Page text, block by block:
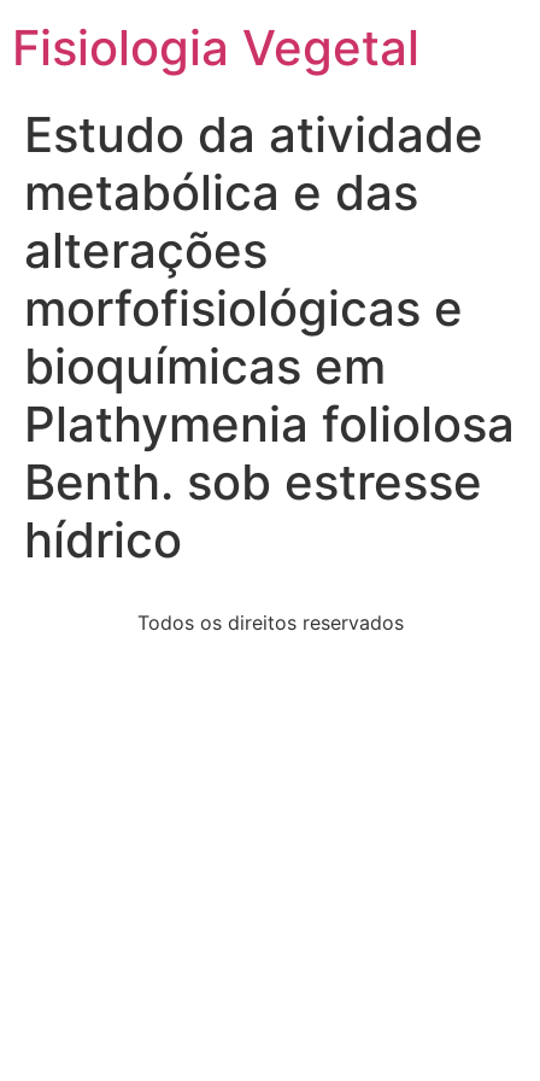
Fisiologia Vegetal
Estudo da atividade
metabólica e das
alterações
morfofisiológicas e
bioquímicas em
Plathymenia foliolosa
Benth. sob estresse
hídrico
Todos os direitos reservados